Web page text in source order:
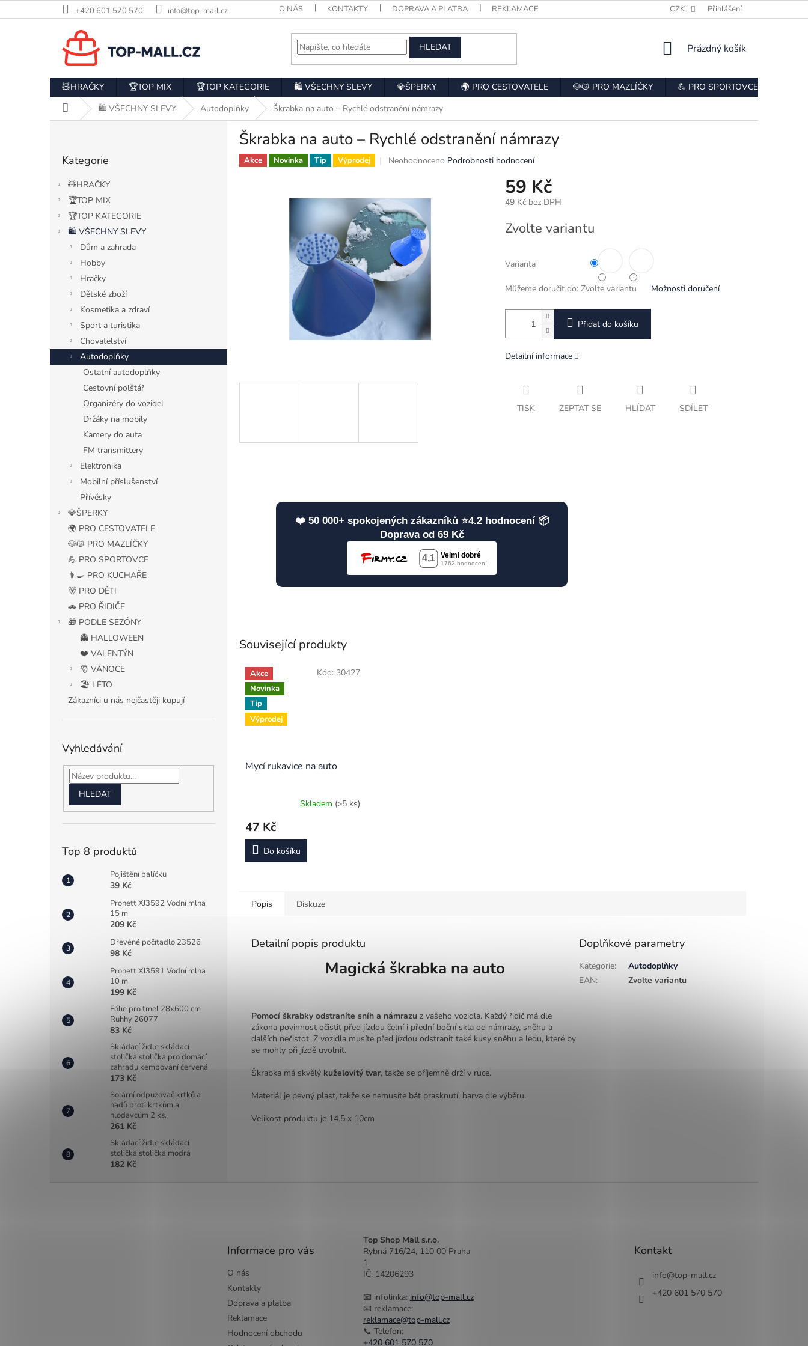
na
+420 601 570 570 info@top-mall.cz O NÁS KONTAKTY DOPRAVA A PLATBA REKLAMACE ODSTOUPENÍ OD SMLOUVY
CZK Přihlášení
HLEDAT
NÁKUPNÍ
Prázdný košík
🧸HRAČKY 🏆TOP MIX 🏆TOP KATEGORIE 🛍️ VŠECHNY SLEVY 💎ŠPERKY 🌍 PRO CESTOVATELE 🐶🐱 PRO MAZLÍČKY 💪 PRO SPORTOVCE
Domů 🛍️ VŠECHNY SLEVY Autodoplňky Škrabka na auto – Rychlé odstranění námrazy
kategorie
Kategorie
🧸HRAČKY
🏆TOP MIX
🏆TOP KATEGORIE
🛍️ VŠECHNY SLEVY
Dům a zahrada
Hobby
Hračky
Dětské zboží
Kosmetika a zdraví
Sport a turistika
Chovatelství
Autodoplňky
Ostatní autodoplňky
Cestovní polštář
Organizéry do vozidel
Držáky na mobily
Kamery do auta
FM transmittery
Elektronika
Mobilní příslušenství
Přívěsky
💎ŠPERKY
🌍 PRO CESTOVATELE
🐶🐱 PRO MAZLÍČKY
💪 PRO SPORTOVCE
👨‍🍳 PRO KUCHAŘE
🐻 PRO DĚTI
🚗 PRO ŘIDIČE
🎁 PODLE SEZÓNY
👻 HALLOWEEN
❤️ VALENTÝN
🎅 VÁNOCE
🏖️ LÉTO
Zákazníci u nás nejčastěji kupují
Vyhledávání
HLEDAT
Top 8 produktů
Pojištění balíčku
39 Kč
Pronett XJ3592 Vodní mlha
15 m
209 Kč
Dřevěné počítadlo 23526
98 Kč
Pronett XJ3591 Vodní mlha
10 m
199 Kč
Fólie pro tmel 28x600 cm
Ruhhy 26077
83 Kč
Skládací židle skládací
stolička stolička pro domácí
zahradu kempování červená
173 Kč
Solární odpuzovač krtků a
hadů proti krtkům a
hlodavcům 2 ks.
261 Kč
Skládací židle skládací
stolička stolička modrá
182 Kč
Škrabka na auto – Rychlé odstranění námrazy
Akce Novinka Tip Výprodej
Průměrné
z
5
hvězdiček.
Neohodnoceno Podrobnosti hodnocení
59 Kč
49 Kč bez DPH
cena:
Zvolte variantu
Varianta
Můžeme doručit do: Zvolte variantu Možnosti doručení
Přidat do košíku
Detailní informace
TISK ZEPTAT SE HLÍDAT SDÍLET
❤️ 50 000+ spokojených zákazníků ⭐4.2 hodnocení 📦
Doprava od 69 Kč
Související produkty
Akce
Novinka
Tip
Výprodej
Mycí rukavice na auto
Skladem (>5 ks)
47 Kč
Do košíku
Kód: 30427
Popis Diskuze
Detailní popis produktu
Magická škrabka na auto
Pomocí škrabky odstraníte sníh a námrazu z vašeho vozidla. Každý řidič má dle
zákona povinnost očistit před jízdou čelní i přední boční skla od námrazy, sněhu a
dalších nečistot. Z vozidla musíte před jízdou odstranit také kusy sněhu a ledu, které by
se mohly při jízdě uvolnit.
Škrabka má skvělý kuželovitý tvar, takže se příjemně drží v ruce.
Materiál je pevný plast, takže se nemusíte bát prasknutí, barva dle výběru.
Velikost produktu je 14.5 x 10cm
Doplňkové parametry
Kategorie:
Autodoplňky
EAN: Zvolte variantu
Informace pro vás
O nás
Kontakty
Doprava a platba
Reklamace
Hodnocení obchodu
Top Shop Mall s.r.o.
Rybná 716/24, 110 00 Praha
1
IČ: 14206293
📧 infolinka: info@top-mall.cz
📧 reklamace:
reklamace@top-mall.cz
📞 Telefon:
+420 601 570 570
Kontakt
info@top-mall.cz
+420 601 570 570